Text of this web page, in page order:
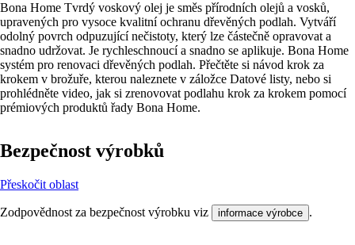
Bona Home Tvrdý voskový olej je směs přírodních olejů a vosků,
upravených pro vysoce kvalitní ochranu dřevěných podlah. Vytváří
odolný povrch odpuzující nečistoty, který lze částečně opravovat a
snadno udržovat. Je rychleschnoucí a snadno se aplikuje. Bona Home
systém pro renovaci dřevěných podlah. Přečtěte si návod krok za
krokem v brožuře, kterou naleznete v záložce Datové listy, nebo si
prohlédněte video, jak si zrenovovat podlahu krok za krokem pomocí
prémiových produktů řady Bona Home.
Bezpečnost výrobků
Přeskočit oblast
Zodpovědnost za bezpečnost výrobku viz informace výrobce .